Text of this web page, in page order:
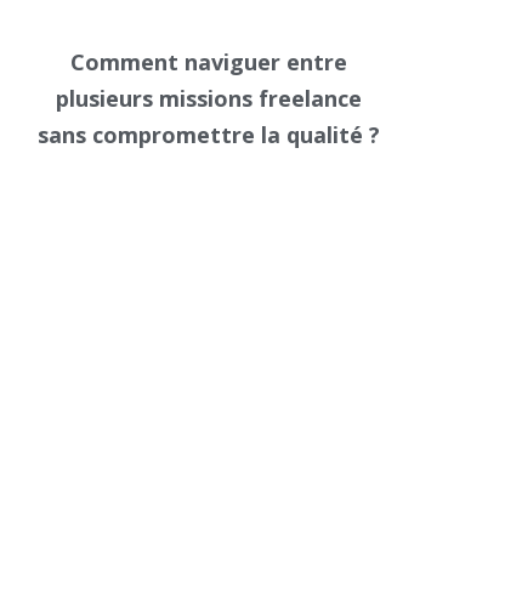
Comment naviguer entre
plusieurs missions freelance
sans compromettre la qualité ?